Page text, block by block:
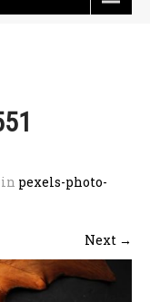
in pexels-photo-
Next →